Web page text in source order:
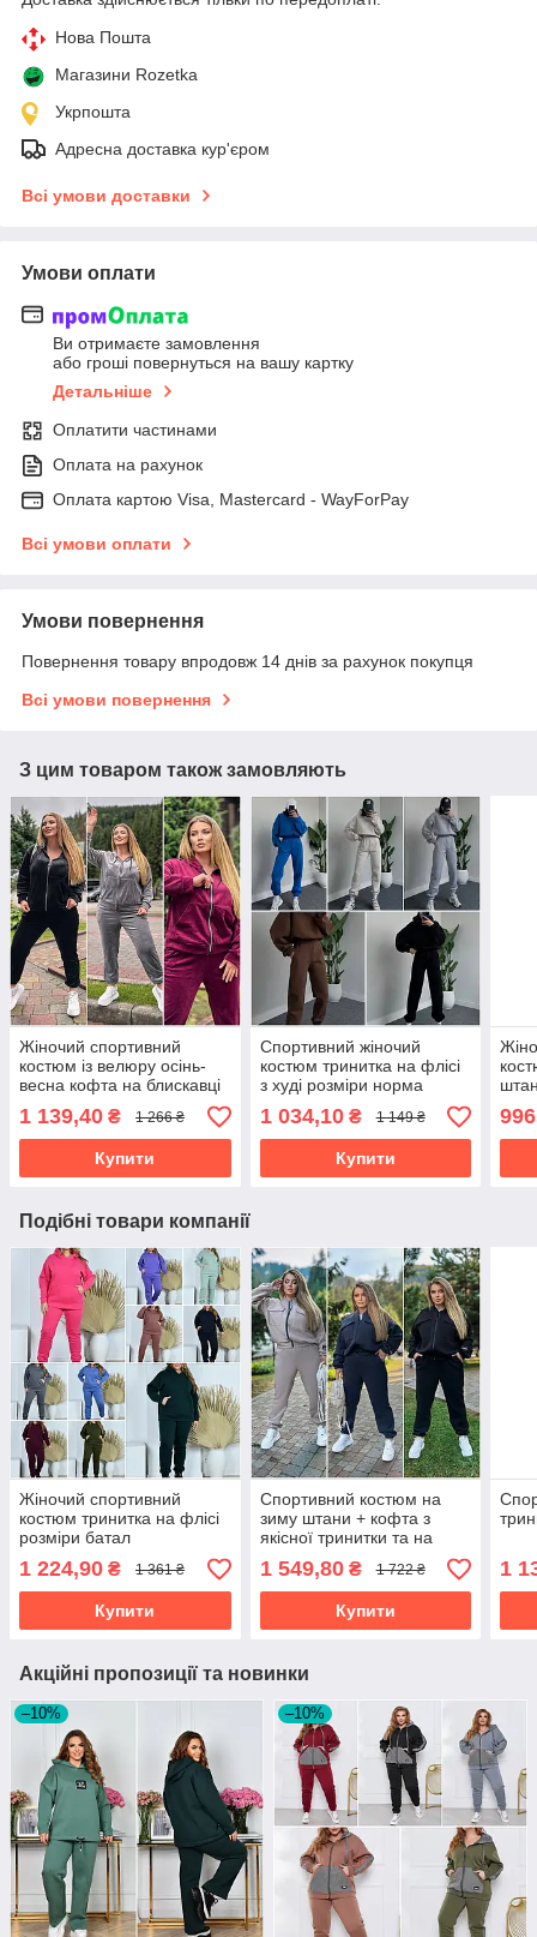
Нова Пошта
Магазини Rozetka
Укрпошта
Адресна доставка кур'єром
Всі умови доставки
Умови оплати
Ви отримаєте замовлення
або гроші повернуться на вашу картку
Детальніше
Оплатити частинами
Оплата на рахунок
Оплата картою Visa, Mastercard - WayForPay
Всі умови оплати
Умови повернення
Повернення товару впродовж 14 днів за рахунок покупця
Всі умови повернення
З цим товаром також замовляють
Жіночий спортивний
костюм із велюру осінь-
весна кофта на блискавці
+ штани батали
1 139,40 ₴ 1 266 ₴
Купити
Спортивний жіночий
костюм тринитка на флісі
з худі розміри норма
1 034,10₴ 1 149 ₴
Купити
Подібні товари компанії
Жіночий спортивний
костюм тринитка на флісі
розміри батал
1 224,90 ₴ 1 361 ₴
Купити
Спортивний костюм на
зиму штани + кофта з
якісної тринитки та на
великі
1 549,80₴ 1 722 ₴
Купити
1
Акційні пропозиції та новинки
–10% –10%